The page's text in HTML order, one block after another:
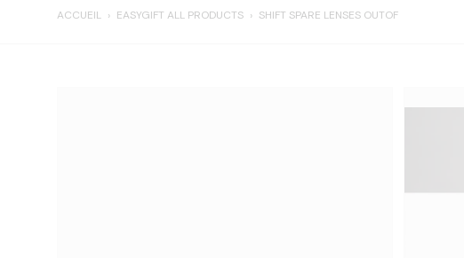
ACCUEIL › EASYGIFT ALL PRODUCTS › SHIFT SPARE LENSES OUTOF